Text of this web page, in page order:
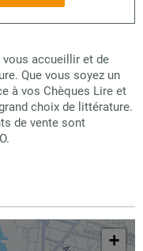
vous accueillir et de
Que vous soyez un
à vos Chèques Lire et
choix de littérature.
de vente sont
+